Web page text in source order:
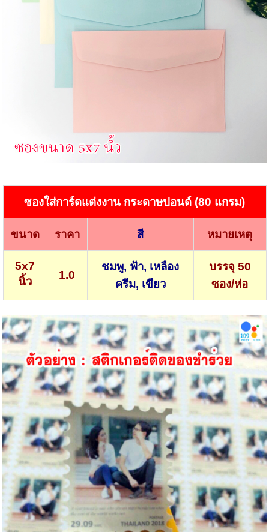
ซองใส่การ์ดแต่งงาน กระดาษปอนด์ (80 แกรม)
ขนาด ราคา สี หมายเหตุ
5x7
นิ้ว
1.0
ชมพู, ฟ้า, เหลือง
ครีม, เขียว
บรรจุ 50
ซอง/ห่อ